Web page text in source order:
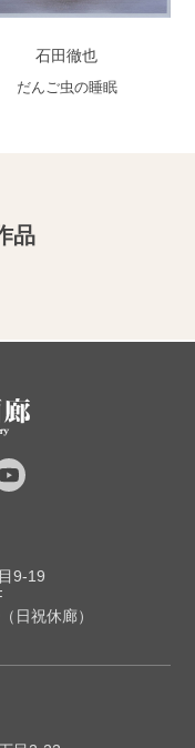
石田徹也
だんご虫の睡眠
品
9-19
日祝休廊）